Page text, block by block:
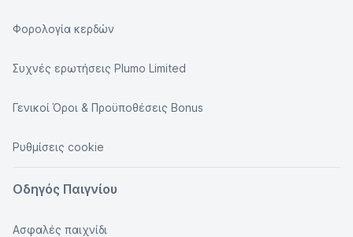
Φορολογία κερδών
Συχνές ερωτήσεις Plumo Limited
Γενικοί Όροι & Προϋποθέσεις Bonus
Ρυθμίσεις cookie
Οδηγός Παιγνίου
Ασφαλές παιχνίδι